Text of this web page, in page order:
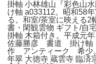
掛軸 小林雄山『彩色山
け軸 a033112。昭和58
る。和室/茶室に映える2
書・閑観雲物 ギフト/自
掛軸 木箱付き。平成元
佐藤勝彦 書道 掛け
作 アンティーク 希少
年翠 大徳寺 蔵雲寺 臨済